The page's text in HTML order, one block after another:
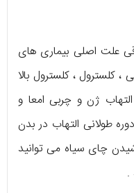
علت اصلی بیماری های
کلسترول ، کلسترول بالا
ژن و چربی امعا و
طولانی التهاب در بدن
چای سیاه می توانید
.